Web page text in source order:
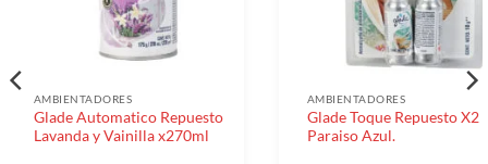
AMBIENTADORES
Glade Automatico Repuesto
Lavanda y Vainilla x270ml
AMBIENTADORES
Glade Toque Repuesto X2
Paraiso Azul.